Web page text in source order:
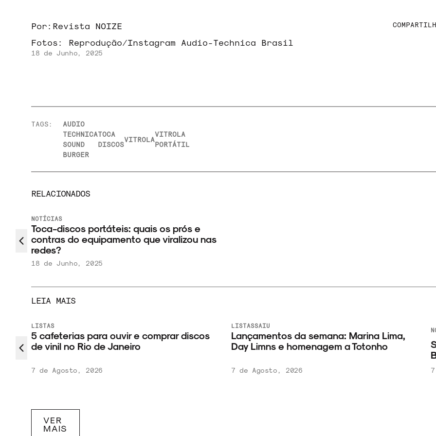
Por: Revista NOIZE
Fotos: Reprodução/Instagram Audio-Technica Brasil
18 de Junho, 2025
TAGS:
AUDIO
TECHNICA
SOUND
BURGER
TOCA
DISCOS
VITROLA
VITROLA
PORTÁTIL
RELACIONADOS
NOTÍCIAS
Toca-discos portáteis: quais os prós e
contras do equipamento que viralizou nas
redes?
18 de Junho, 2025
LEIA MAIS
LISTAS
5 cafeterias para ouvir e comprar discos
de vinil no Rio de Janeiro
7 de Agosto, 2026
LISTASSAIU
Lançamentos da semana: Marina Lima,
Day Limns e homenagem a Totonho
7 de Agosto, 2026
VER
MAIS